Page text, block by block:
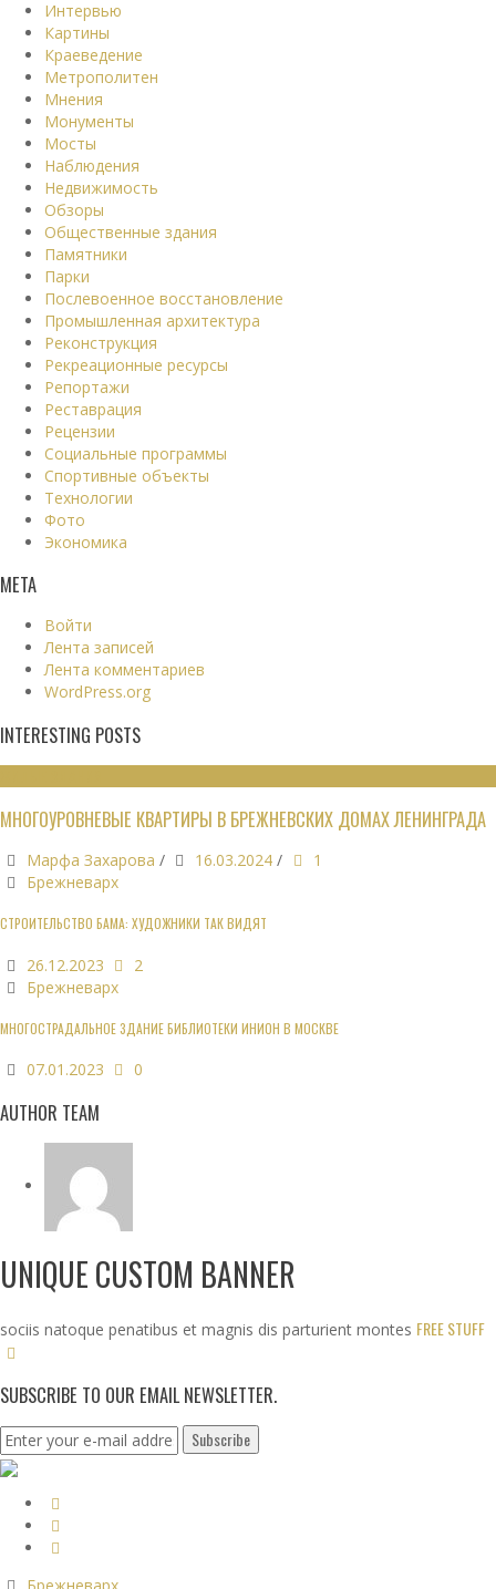
Интервью
Картины
Краеведение
Метрополитен
Мнения
Монументы
Мосты
Наблюдения
Недвижимость
Обзоры
Общественные здания
Памятники
Парки
Послевоенное восстановление
Промышленная архитектура
Реконструкция
Рекреационные ресурсы
Репортажи
Реставрация
Рецензии
Социальные программы
Спортивные объекты
Технологии
Фото
Экономика
МЕТА
Войти
Лента записей
Лента комментариев
WordPress.org
INTERESTING POSTS
МНОГОУРОВНЕВЫЕ КВАРТИРЫ В БРЕЖНЕВСКИХ ДОМАХ ЛЕНИНГРАДА
Марфа Захарова / 16.03.2024 /
1
Брежневарх
СТРОИТЕЛЬСТВО БАМА: ХУДОЖНИКИ ТАК ВИДЯТ
26.12.2023
2
Брежневарх
МНОГОСТРАДАЛЬНОЕ ЗДАНИЕ БИБЛИОТЕКИ ИНИОН В МОСКВЕ
07.01.2023 0
AUTHOR TEAM
UNIQUE CUSTOM BANNER
sociis natoque penatibus et magnis dis parturient montes FREE STUFF
SUBSCRIBE TO OUR EMAIL NEWSLETTER.